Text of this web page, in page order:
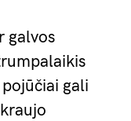
galvos
gali